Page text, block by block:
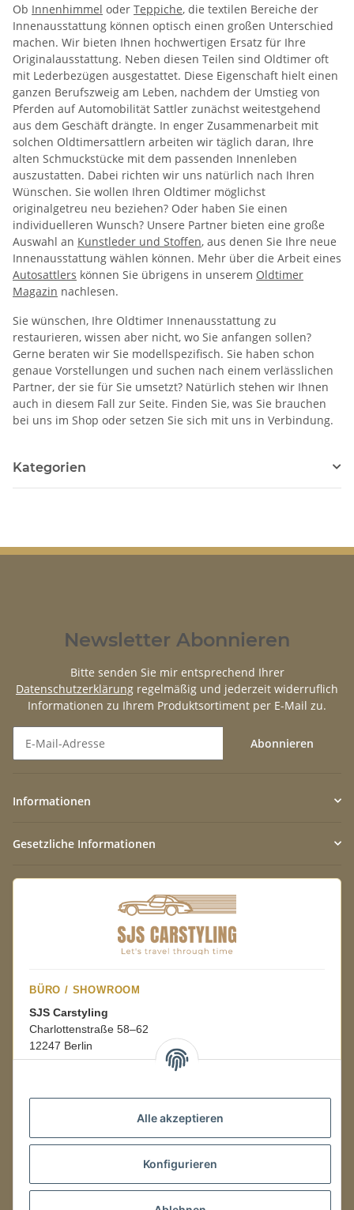
Alle akzeptieren
Konfigurieren
Ob Innenhimmel oder Teppiche, die textilen Bereiche der
Innenausstattung können optisch einen großen Unterschied
machen. Wir bieten Ihnen hochwertigen Ersatz für Ihre
Originalausstattung. Neben diesen Teilen sind Oldtimer oft
mit Lederbezügen ausgestattet. Diese Eigenschaft hielt einen
ganzen Berufszweig am Leben, nachdem der Umstieg von
Pferden auf Automobilität Sattler zunächst weitestgehend
aus dem Geschäft drängte. In enger Zusammenarbeit mit
solchen Oldtimersattlern arbeiten wir täglich daran, Ihre
alten Schmuckstücke mit dem passenden Innenleben
auszustatten. Dabei richten wir uns natürlich nach Ihren
Wünschen. Sie wollen Ihren Oldtimer möglichst
originalgetreu neu beziehen? Oder haben Sie einen
individuelleren Wunsch? Unsere Partner bieten eine große
Auswahl an Kunstleder und Stoffen, aus denen Sie Ihre neue
Innenausstattung wählen können. Mehr über die Arbeit eines
Autosattlers können Sie übrigens in unserem Oldtimer
Magazin nachlesen.
Sie wünschen, Ihre Oldtimer Innenausstattung zu
restaurieren, wissen aber nicht, wo Sie anfangen sollen?
Gerne beraten wir Sie modellspezifisch. Sie haben schon
genaue Vorstellungen und suchen nach einem verlässlichen
Partner, der sie für Sie umsetzt? Natürlich stehen wir Ihnen
auch in diesem Fall zur Seite. Finden Sie, was Sie brauchen
bei uns im Shop oder setzen Sie sich mit uns in Verbindung.
Kategorien
Newsletter Abonnieren
Bitte senden Sie mir entsprechend Ihrer
Datenschutzerklärung regelmäßig und jederzeit widerruflich
Informationen zu Ihrem Produktsortiment per E-Mail zu.
Abonnieren
Informationen
Gesetzliche Informationen
BÜRO / SHOWROOM
SJS Carstyling
Charlottenstraße 58–62
12247 Berlin
08:00–16:00 Uhr
LAGER / RETOUREN
Packmonster Fulfillment
SJS Carstyling Lager